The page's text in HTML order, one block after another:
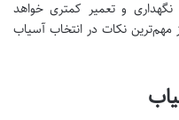
و تعمیر کمتری خواهد
نکات در انتخاب آسیاب